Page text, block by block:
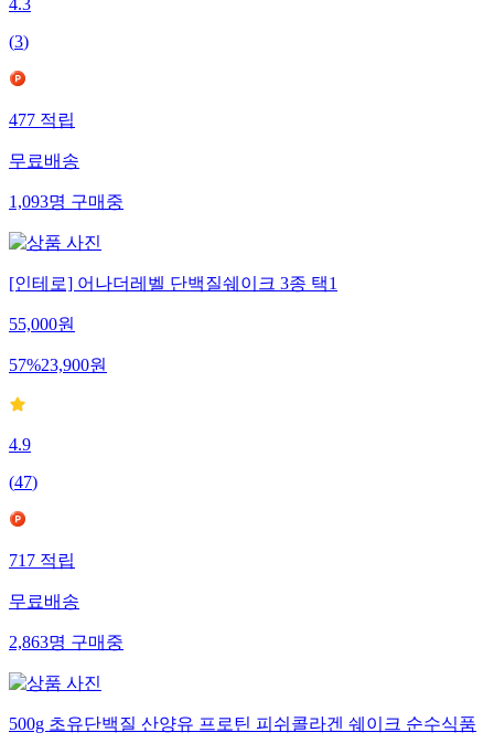
4.3
(3)
477적립
무료배송
1,093명구매중
[인테로] 어나더레벨 단백질쉐이크 3종 택1
55,000원
57%23,900원
4.9
(47)
717적립
무료배송
2,863명구매중
500g 초유단백질 산양유 프로틴 피쉬콜라겐 쉐이크 순수식품